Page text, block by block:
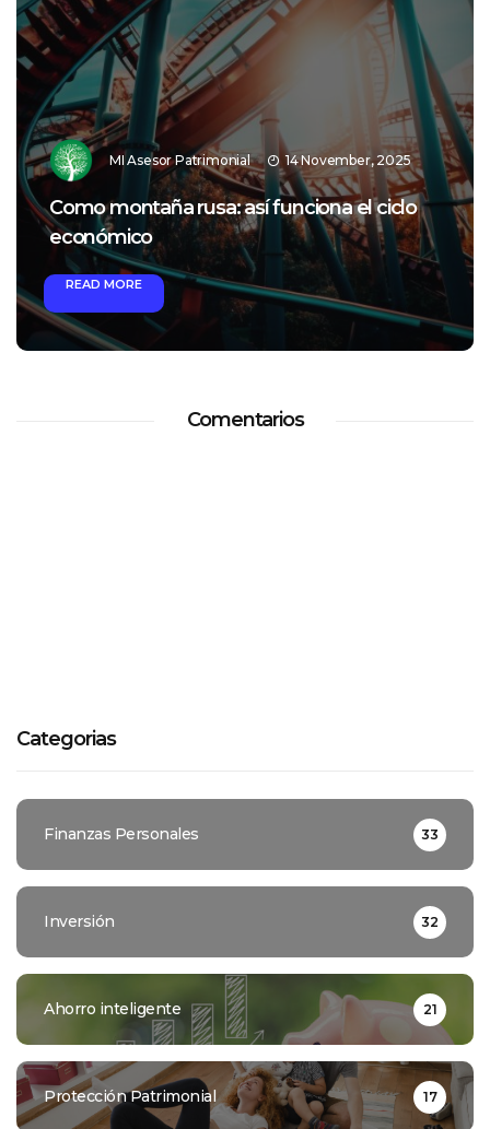
MI Asesor Patrimonial 14 November, 2025
Como montaña rusa: así funciona el ciclo
económico
READ MORE
Comentarios
Categorias
Finanzas Personales 33
Inversión 32
Ahorro inteligente 21
Protección Patrimonial 17